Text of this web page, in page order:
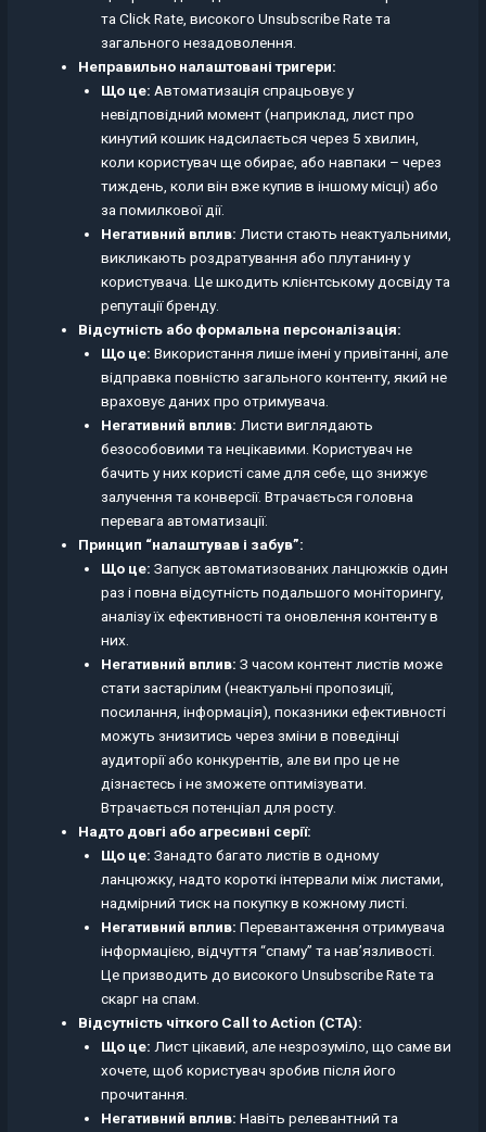
та Click Rate, високого Unsubscribe Rate та
загального незадоволення.
Неправильно налаштовані тригери:
Що це: Автоматизація спрацьовує у
невідповідний момент (наприклад, лист про
кинутий кошик надсилається через 5 хвилин,
коли користувач ще обирає, або навпаки – через
тиждень, коли він вже купив в іншому місці) або
за помилкової дії.
Негативний вплив: Листи стають неактуальними,
викликають роздратування або плутанину у
користувача. Це шкодить клієнтському досвіду та
репутації бренду.
Відсутність або формальна персоналізація:
Що це: Використання лише імені у привітанні, але
відправка повністю загального контенту, який не
враховує даних про отримувача.
Негативний вплив: Листи виглядають
безособовими та нецікавими. Користувач не
бачить у них користі саме для себе, що знижує
залучення та конверсії. Втрачається головна
перевага автоматизації.
Принцип “налаштував і забув”:
Що це: Запуск автоматизованих ланцюжків один
раз і повна відсутність подальшого моніторингу,
аналізу їх ефективності та оновлення контенту в
них.
Негативний вплив: З часом контент листів може
стати застарілим (неактуальні пропозиції,
посилання, інформація), показники ефективності
можуть знизитись через зміни в поведінці
аудиторії або конкурентів, але ви про це не
дізнаєтесь і не зможете оптимізувати.
Втрачається потенціал для росту.
Надто довгі або агресивні серії:
Що це: Занадто багато листів в одному
ланцюжку, надто короткі інтервали між листами,
надмірний тиск на покупку в кожному листі.
Негативний вплив: Перевантаження отримувача
інформацією, відчуття “спаму” та нав’язливості.
Це призводить до високого Unsubscribe Rate та
скарг на спам.
Відсутність чіткого Call to Action (CTA):
Що це: Лист цікавий, але незрозуміло, що саме ви
хочете, щоб користувач зробив після його
прочитання.
Негативний вплив: Навіть релевантний та